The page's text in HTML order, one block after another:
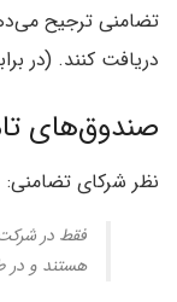
دریافت کنند. (در
صندوق‌های
نظر شرکای تضامنی:
فقط در
هستند و در